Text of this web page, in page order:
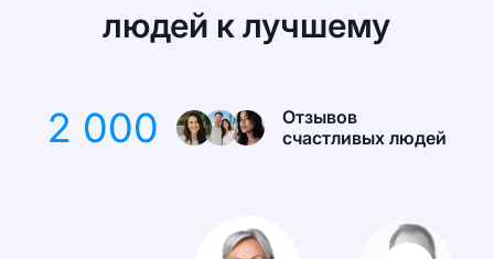
людей к лучшему
2 000
Отзывов
счастливых людей